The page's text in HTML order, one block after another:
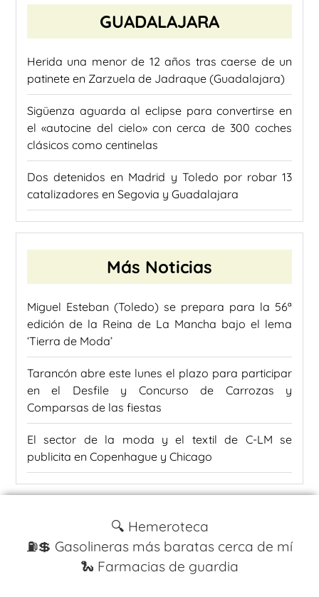
GUADALAJARA
Herida una menor de 12 años tras caerse de un
patinete en Zarzuela de Jadraque (Guadalajara)
Sigüenza aguarda al eclipse para convertirse en
el «autocine del cielo» con cerca de 300 coches
clásicos como centinelas
Dos detenidos en Madrid y Toledo por robar 13
catalizadores en Segovia y Guadalajara
Más Noticias
Miguel Esteban (Toledo) se prepara para la 56ª
edición de la Reina de La Mancha bajo el lema
‘Tierra de Moda’
Tarancón abre este lunes el plazo para participar
en el Desfile y Concurso de Carrozas y
Comparsas de las fiestas
El sector de la moda y el textil de C-LM se
publicita en Copenhague y Chicago
🔍 Hemeroteca
⛽️💲 Gasolineras más baratas cerca de mí
🐍 Farmacias de guardia